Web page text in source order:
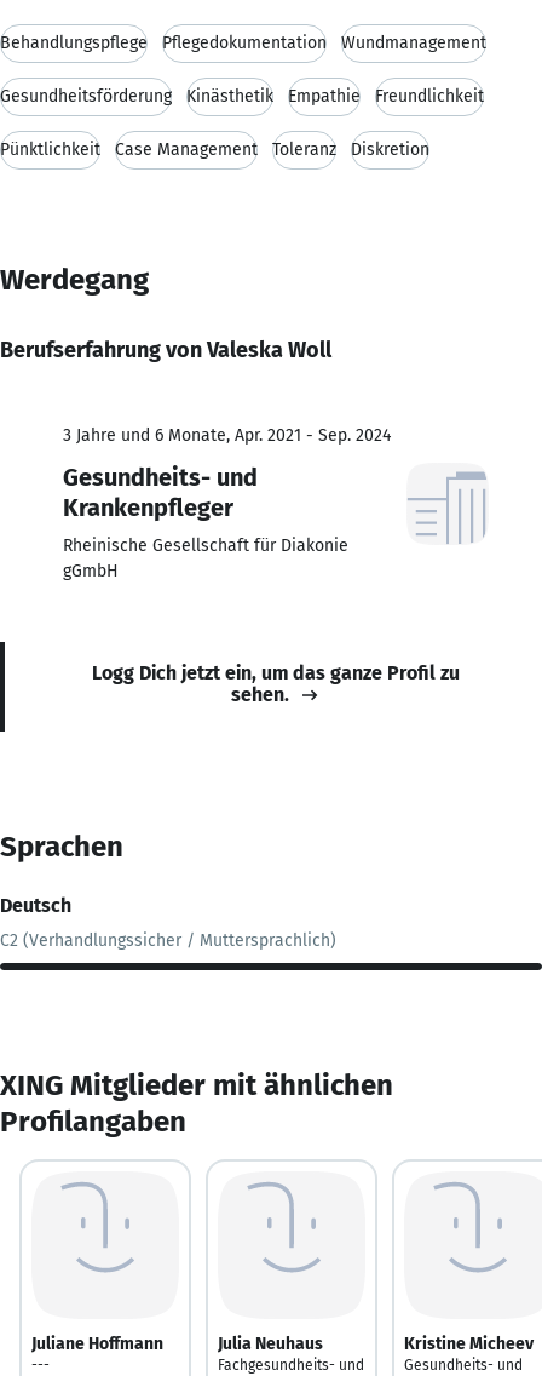
Behandlungspflege Pflegedokumentation Wundmanagement
Gesundheitsförderung Kinästhetik Empathie Freundlichkeit
Pünktlichkeit Case Management Toleranz Diskretion
Werdegang
Berufserfahrung von Valeska Woll
3 Jahre und 6 Monate, Apr. 2021 - Sep. 2024
Gesundheits- und
Krankenpfleger
Rheinische Gesellschaft für Diakonie
gGmbH
Logg Dich jetzt ein, um das ganze Profil zu
sehen.
Sprachen
Deutsch
C2 (Verhandlungssicher / Muttersprachlich)
XING Mitglieder mit ähnlichen
Profilangaben
Juliane Hoffmann
---
Julia Neuhaus
Fachgesundheits- und
Kristine Micheev
Gesundheits- und